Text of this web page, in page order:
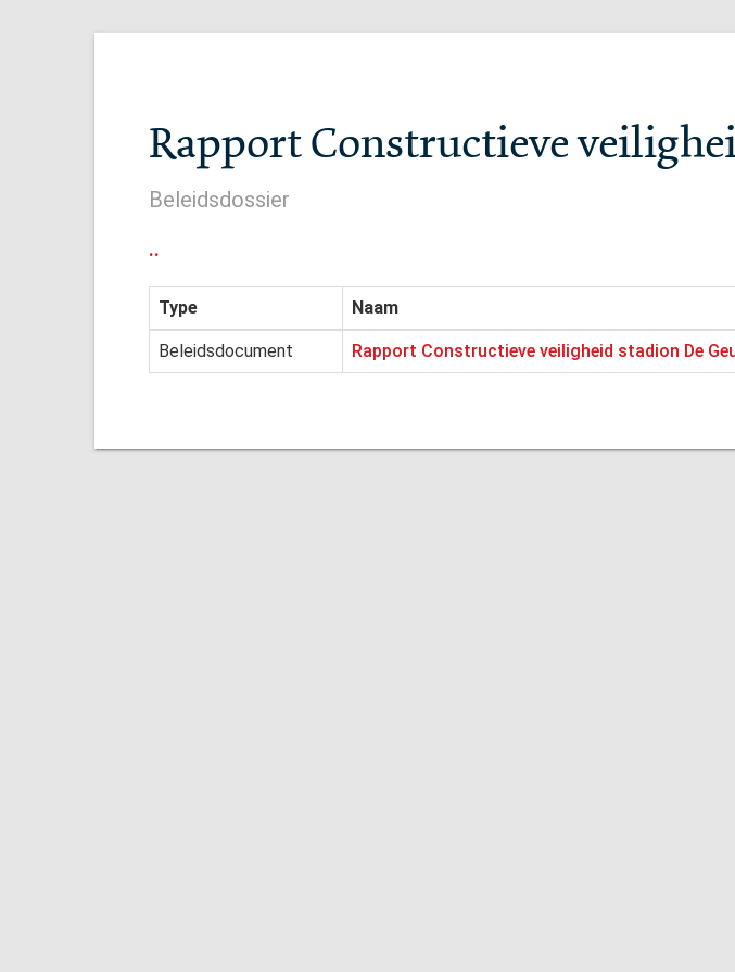
Rapport Constructieve
Beleidsdossier
..
Type Naam
Beleidsdocument Rapport Constructieve veiligheid stadion De